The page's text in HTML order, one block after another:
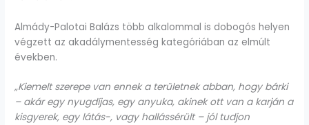
Almády-Palotai Balázs több alkalommal is dobogós helyen
végzett az akadálymentesség kategóriában az elmúlt
években.
„Kiemelt szerepe van ennek a területnek abban, hogy bárki
– akár egy nyugdíjas, egy anyuka, akinek ott van a karján a
kisgyerek, egy látás-, vagy hallássérült – jól tudjon